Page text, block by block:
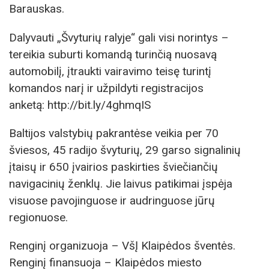
Barauskas.
Dalyvauti „Švyturių ralyje“ gali visi norintys –
tereikia suburti komandą turinčią nuosavą
automobilį, įtraukti vairavimo teisę turintį
komandos narį ir užpildyti registracijos
anketą: http://bit.ly/4ghmqIS
Baltijos valstybių pakrantėse veikia per 70
šviesos, 45 radijo švyturių, 29 garso signalinių
įtaisų ir 650 įvairios paskirties šviečiančių
navigacinių ženklų. Jie laivus patikimai įspėja
visuose pavojinguose ir audringuose jūrų
regionuose.
Renginį organizuoja – VšĮ Klaipėdos šventės.
Renginį finansuoja – Klaipėdos miesto